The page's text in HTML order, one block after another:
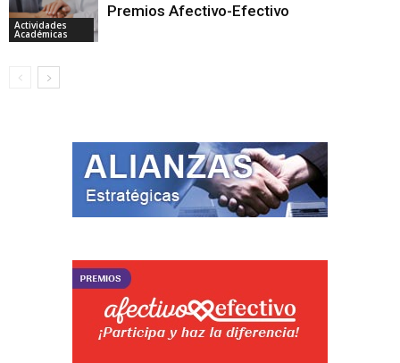
Actividades
Académicas
Premios Afectivo-Efectivo